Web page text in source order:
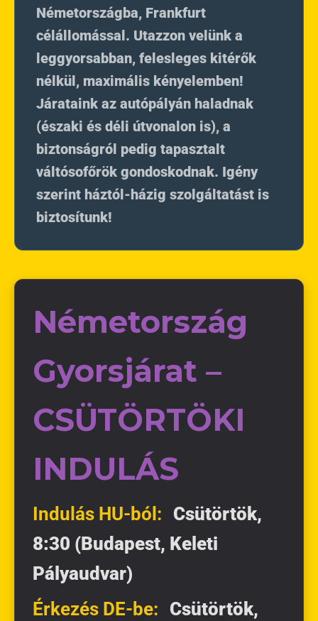
Németországba, Frankfurt
célállomással. Utazzon velünk a
leggyorsabban, felesleges kitérők
nélkül, maximális kényelemben!
Járataink az autópályán haladnak
(északi és déli útvonalon is), a
biztonságról pedig tapasztalt
váltósofőrök gondoskodnak. Igény
szerint háztól-házig szolgáltatást is
biztosítunk!
Németország
Gyorsjárat –
CSÜTÖRTÖKI
INDULÁS
Indulás HU-ból: Csütörtök,
8:30 (Budapest, Keleti
Pályaudvar)
Érkezés DE-be: Csütörtök,